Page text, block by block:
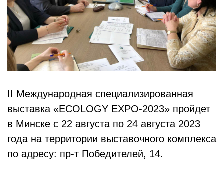
II Международная специализированная
выставка «ECOLOGY EXPO-2023» пройдет
в Минске с 22 августа по 24 августа 2023
года на территории выставочного комплекса
по адресу: пр-т Победителей, 14.